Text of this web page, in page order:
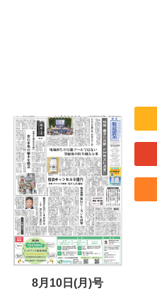
8月10日(月)号